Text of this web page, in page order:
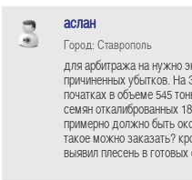
аслан
Город: Ставрополь
для арбитража на нужно
причиненных убытков. На
початках в объеме 545
семян откалиброванных
примерно должно быть
такое можно заказать?
выявил плесень в